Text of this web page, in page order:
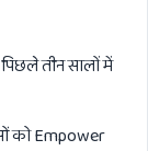
पिछले तीन सालों में
को Empower